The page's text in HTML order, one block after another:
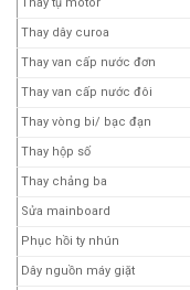
Bu lông ốc (3 cái)
Lò xo côn
Ốc đóng mâm
Mâm máy giặt
Con lăn mâm máy giặt
Đầu nối ren dây cấp nước
Lò xo xoáy máy giặt
Móc chốt khoá cửa máy giặt
Cảo mâm máy giặt
Vải che bụi máy giặt
Thay dây curoa
Thay van cấp nước đơn
Thay van cấp nước đôi
Thay vòng bi/ bạc đạn
Thay hộp số
Thay chảng ba
Sửa mainboard
Phục hồi ty nhún
Dây nguồn máy giặt